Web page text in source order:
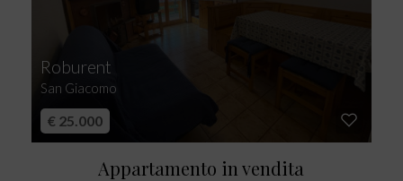
Roburent
San Giacomo
€ 25.000
Appartamento in vendita